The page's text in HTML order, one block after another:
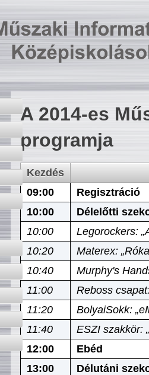
A 2014-es
programja
Kezdés
09:00
Regisztráció
10:00
Délelőtti
10:00
Legorockers:
10:20
Materex:
10:40
Murphy's
11:00
Reboss
11:20
BolyaiSokk:
11:40
ESZI szakkör:
12:00
Ebéd
13:00
Délutáni